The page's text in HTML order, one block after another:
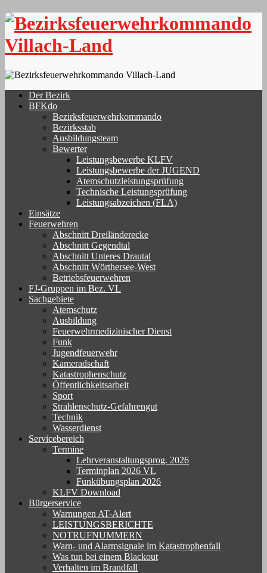
Skip
content
Der Bezirk
BFKdo
Bezirksfeuerwehrkommando
Bezirksstab
Ausbildungsteam
Bewerter
Leistungsbewerbe KLFV
Leistungsbewerbe der JUGEND
Atemschutzleistungsprüfung
Technische Leistungsprüfung
Leistungsabzeichen (FLA)
Einsätze
Feuerwehren
Abschnitt Dreiländerecke
Abschnitt Gegendtal
Abschnitt Unteres Drautal
Abschnitt Wörthersee-West
Betriebsfeuerwehren
FJ-Gruppen im Bez. VL
Sachgebiete
Atemschutz
Ausbildung
Feuerwehrmedizinischer Dienst
Funk
Jugendfeuerwehr
Kameradschaft
Katastrophenschutz
Öffentlichkeitsarbeit
Sport
Strahlenschutz-Gefahrengut
Technik
Wasserdienst
Servicebereich
Termine
Lehrveranstaltungsprog. 2026
Terminplan 2026 VL
Funkübungsplan 2026
KLFV Download
Bürgerservice
Warnungen AT-Alert
LEISTUNGSBERICHTE
NOTRUFNUMMERN
Warn- und Alarmsignale im Katastrophenfall
Was tun bei einem Blackout
Verhalten im Brandfall